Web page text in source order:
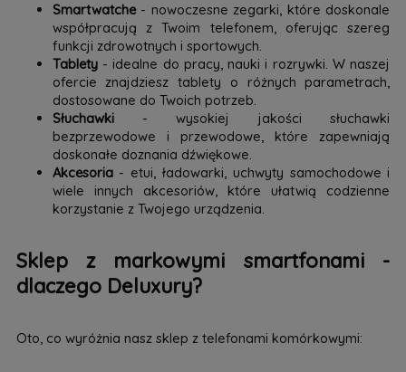
Smartwatche- nowoczesne zegarki, które doskonale
współpracują z Twoim telefonem, oferując szereg
funkcji zdrowotnych i sportowych.
Tablety- idealne do pracy, nauki i rozrywki. W naszej
ofercie znajdziesz tablety o różnych parametrach,
dostosowane do Twoich potrzeb.
Słuchawki- wysokiej jakości słuchawki
bezprzewodowe i przewodowe, które zapewniają
doskonałe doznania dźwiękowe.
Akcesoria- etui, ładowarki, uchwyty samochodowe i
wiele innych akcesoriów, które ułatwią codzienne
korzystanie z Twojego urządzenia.
Sklep z markowymi smartfonami -
dlaczego Deluxury?
Oto, co wyróżnia nasz sklep z telefonami komórkowymi: